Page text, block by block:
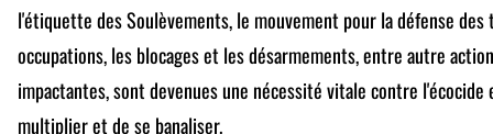
l'étiquette des Soulèvements, le mouvement pour la défense
occupations, les blocages et les désarmements, entre autre
impactantes, sont devenues une nécessité vitale contre
multiplier et de se banaliser.